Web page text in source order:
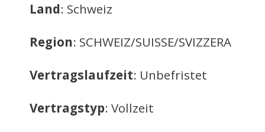
Land: Schweiz
Region: SCHWEIZ/SUISSE/SVIZZERA
Vertragslaufzeit: Unbefristet
Vertragstyp: Vollzeit